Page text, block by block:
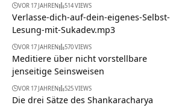
VOR 17 JAHREN 514 VIEWS
Verlasse-dich-auf-dein-eigenes-Selbst-
Lesung-mit-Sukadev.mp3
VOR 17 JAHREN 570 VIEWS
Meditiere über nicht vorstellbare
jenseitige Seinsweisen
VOR 17 JAHREN 525 VIEWS
Die drei Sätze des Shankaracharya